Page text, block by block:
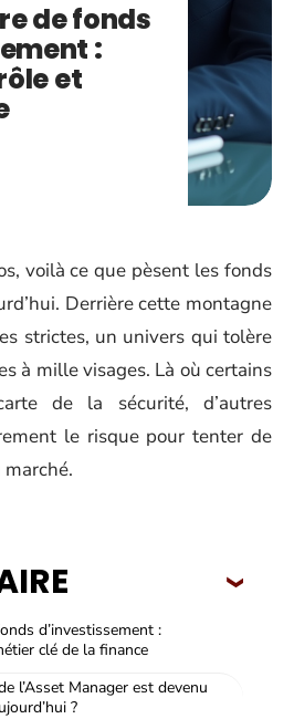
de fonds
:
et
voilà ce que pèsent les fonds
Derrière cette montagne
strictes, un univers qui tolère
à mille visages. Là où certains
de la sécurité, d’autres
le risque pour tenter de
d’investissement :
clé de la finance
l’Asset Manager est devenu
?